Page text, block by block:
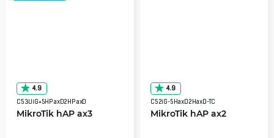
4.9
C53UiG+5HPaxD2HPaxD
MikroTik hAP ax3
4.9
C52iG-5HaxD2HaxD-TC
MikroTik hAP ax2